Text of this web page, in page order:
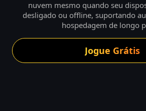
nuvem mesmo quando seu
desligado ou offline, suportando
hospedagem de longo
Jogue Grátis